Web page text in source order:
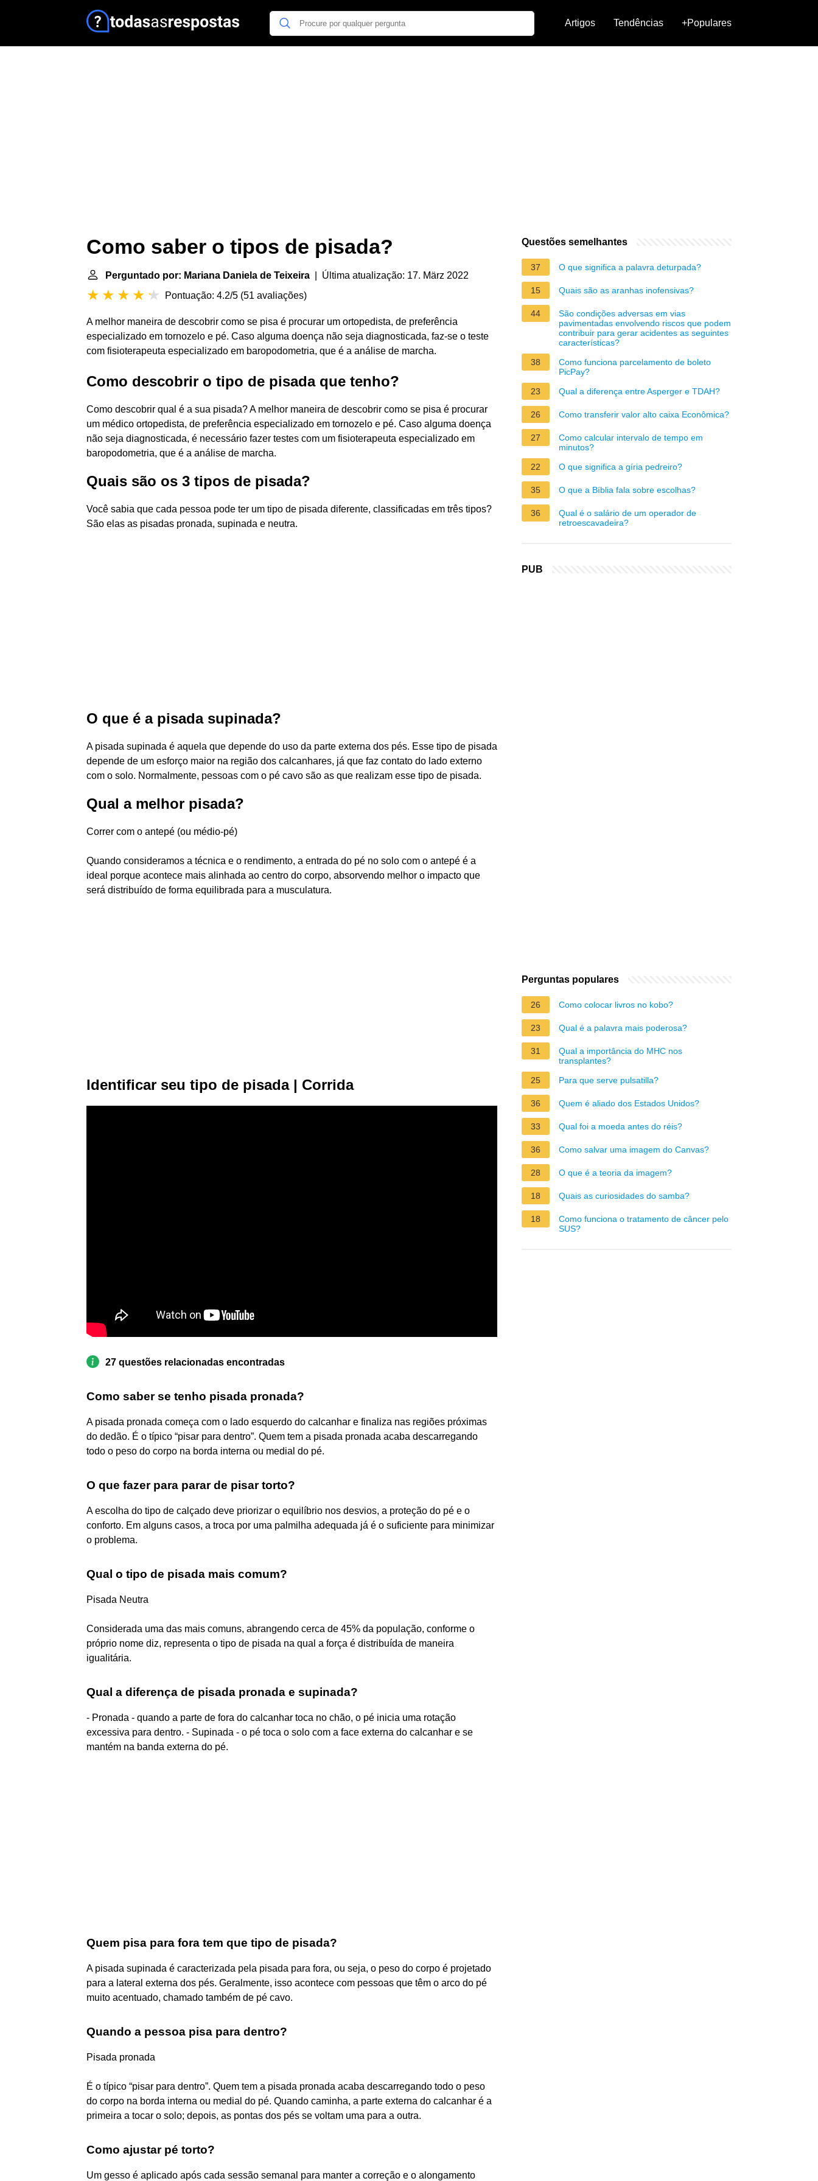
Artigos Tendências +Populares
Como saber o tipos de pisada?
Perguntado por: Mariana Daniela de Teixeira | Última atualização: 17. März 2022
Pontuação: 4.2/5 (51 avaliações)
A melhor maneira de descobrir como se pisa é procurar um ortopedista, de preferência
especializado em tornozelo e pé. Caso alguma doença não seja diagnosticada, faz-se o teste
com fisioterapeuta especializado em baropodometria, que é a análise de marcha.
Como descobrir o tipo de pisada que tenho?
Como descobrir qual é a sua pisada? A melhor maneira de descobrir como se pisa é procurar
um médico ortopedista, de preferência especializado em tornozelo e pé. Caso alguma doença
não seja diagnosticada, é necessário fazer testes com um fisioterapeuta especializado em
baropodometria, que é a análise de marcha.
Quais são os 3 tipos de pisada?
Você sabia que cada pessoa pode ter um tipo de pisada diferente, classificadas em três tipos?
São elas as pisadas pronada, supinada e neutra.
O que é a pisada supinada?
A pisada supinada é aquela que depende do uso da parte externa dos pés. Esse tipo de pisada
depende de um esforço maior na região dos calcanhares, já que faz contato do lado externo
com o solo. Normalmente, pessoas com o pé cavo são as que realizam esse tipo de pisada.
Qual a melhor pisada?
Correr com o antepé (ou médio-pé)
Quando consideramos a técnica e o rendimento, a entrada do pé no solo com o antepé é a
ideal porque acontece mais alinhada ao centro do corpo, absorvendo melhor o impacto que
será distribuído de forma equilibrada para a musculatura.
Identificar seu tipo de pisada | Corrida
27 questões relacionadas encontradas
Como saber se tenho pisada pronada?
A pisada pronada começa com o lado esquerdo do calcanhar e finaliza nas regiões próximas
do dedão. É o típico “pisar para dentro”. Quem tem a pisada pronada acaba descarregando
todo o peso do corpo na borda interna ou medial do pé.
O que fazer para parar de pisar torto?
A escolha do tipo de calçado deve priorizar o equilíbrio nos desvios, a proteção do pé e o
conforto. Em alguns casos, a troca por uma palmilha adequada já é o suficiente para minimizar
o problema.
Qual o tipo de pisada mais comum?
Pisada Neutra
Considerada uma das mais comuns, abrangendo cerca de 45% da população, conforme o
próprio nome diz, representa o tipo de pisada na qual a força é distribuída de maneira
igualitária.
Qual a diferença de pisada pronada e supinada?
- Pronada - quando a parte de fora do calcanhar toca no chão, o pé inicia uma rotação
excessiva para dentro. - Supinada - o pé toca o solo com a face externa do calcanhar e se
mantém na banda externa do pé.
Quem pisa para fora tem que tipo de pisada?
A pisada supinada é caracterizada pela pisada para fora, ou seja, o peso do corpo é projetado
para a lateral externa dos pés. Geralmente, isso acontece com pessoas que têm o arco do pé
muito acentuado, chamado também de pé cavo.
Quando a pessoa pisa para dentro?
Pisada pronada
É o típico “pisar para dentro”. Quem tem a pisada pronada acaba descarregando todo o peso
do corpo na borda interna ou medial do pé. Quando caminha, a parte externa do calcanhar é a
primeira a tocar o solo; depois, as pontas dos pés se voltam uma para a outra.
Como ajustar pé torto?
Um gesso é aplicado após cada sessão semanal para manter a correção e o alongamento
Questões semelhantes
37 O que significa a palavra deturpada?
15 Quais são as aranhas inofensivas?
44
São condições adversas em vias
pavimentadas envolvendo riscos que podem
contribuir para gerar acidentes as seguintes
características?
38
Como funciona parcelamento de boleto
PicPay?
23
Qual a diferença entre Asperger e TDAH?
26 Como transferir valor alto caixa Econômica?
27
Como calcular intervalo de tempo em
minutos?
22
O que significa a gíria pedreiro?
35 O que a Bíblia fala sobre escolhas?
36
Qual é o salário de um operador de
retroescavadeira?
PUB
Perguntas populares
26 Como colocar livros no kobo?
23 Qual é a palavra mais poderosa?
31
Qual a importância do MHC nos
transplantes?
25
Para que serve pulsatilla?
36 Quem é aliado dos Estados Unidos?
33 Qual foi a moeda antes do réis?
36 Como salvar uma imagem do Canvas?
28 O que é a teoria da imagem?
18 Quais as curiosidades do samba?
18
Como funciona o tratamento de câncer pelo
SUS?